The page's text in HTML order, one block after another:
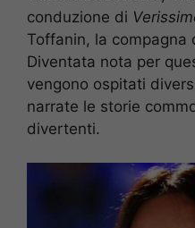
conduzione di
Toffanin, la compagna
Diventata nota per
vengono ospitati
narrate le storie
divertenti.